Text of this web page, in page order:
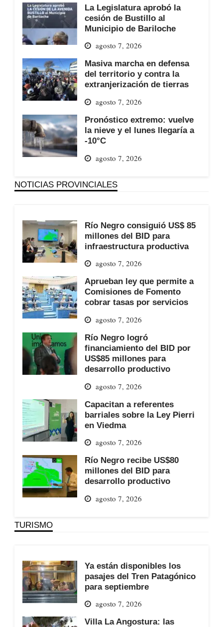
La Legislatura aprobó la
cesión de Bustillo al
Municipio de Bariloche
agosto 7, 2026
Masiva marcha en defensa
del territorio y contra la
extranjerización de tierras
agosto 7, 2026
Pronóstico extremo: vuelve
la nieve y el lunes llegaría a
-10°C
agosto 7, 2026
NOTICIAS PROVINCIALES
Río Negro consiguió US$ 85
millones del BID para
infraestructura productiva
agosto 7, 2026
Aprueban ley que permite a
Comisiones de Fomento
cobrar tasas por servicios
agosto 7, 2026
Río Negro logró
financiamiento del BID por
US$85 millones para
desarrollo productivo
agosto 7, 2026
Capacitan a referentes
barriales sobre la Ley Pierri
en Viedma
agosto 7, 2026
Río Negro recibe US$80
millones del BID para
desarrollo productivo
agosto 7, 2026
TURISMO
Ya están disponibles los
pasajes del Tren Patagónico
para septiembre
agosto 7, 2026
Villa La Angostura: las